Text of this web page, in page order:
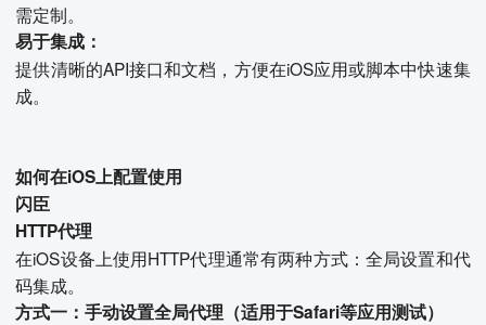
需定制。
易于集成：
提供清晰的API接口和文档，方便在iOS应用或脚本中快速集
成。
如何在iOS上配置使用
闪臣
HTTP代理
在iOS设备上使用HTTP代理通常有两种方式：全局设置和代
码集成。
方式一：手动设置全局代理（适用于Safari等应用测试）